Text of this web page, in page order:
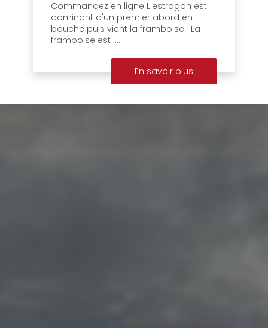
Commandez en ligne L'estragon est
dominant d'un premier abord en
bouche puis vient la framboise. La
framboise est l...
En savoir plus